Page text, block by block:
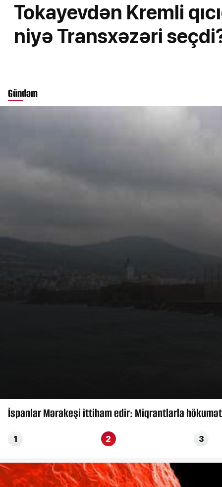
Tokayevdən Kremli
niyə Transxəzəri
Gündəm
İspanlar Mərakeşi ittiham edir: Miqrantlarla
1 2 3